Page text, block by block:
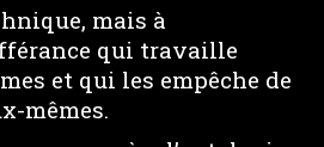
mais à
qui travaille
et qui les empêche de
mêmes.